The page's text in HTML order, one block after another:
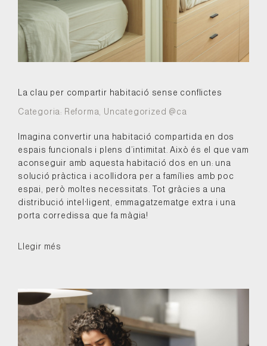
La clau per compartir habitació sense conflictes
Categoria: Reforma Uncategorized @ca
Imagina convertir una habitació compartida en dos
espais funcionals i plens d’intimitat. Això és el que vam
aconseguir amb aquesta habitació dos en un: una
solució pràctica i acollidora per a famílies amb poc
espai, però moltes necessitats. Tot gràcies a una
distribució intel·ligent, emmagatzematge extra i una
porta corredissa que fa màgia!
Llegir més